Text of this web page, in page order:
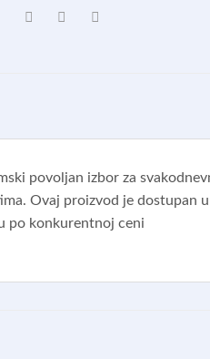
povoljan izbor za
Ovaj proizvod je dostupan
po konkurentnoj ceni